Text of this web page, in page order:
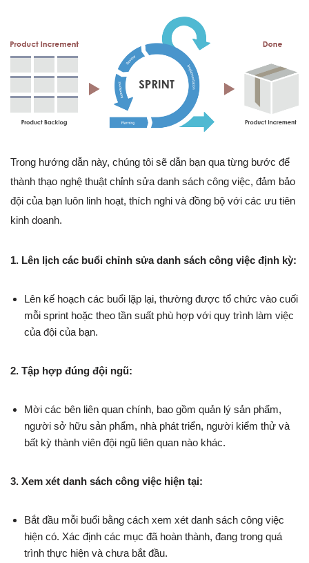
Trong hướng dẫn này, chúng tôi sẽ dẫn bạn qua từng bước để
thành thạo nghệ thuật chỉnh sửa danh sách công việc, đảm bảo
đội của bạn luôn linh hoạt, thích nghi và đồng bộ với các ưu tiên
kinh doanh.
1. Lên lịch các buổi chỉnh sửa danh sách công việc định kỳ:
Lên kế hoạch các buổi lặp lại, thường được tổ chức vào cuối
mỗi sprint hoặc theo tần suất phù hợp với quy trình làm việc
của đội của bạn.
2. Tập hợp đúng đội ngũ:
Mời các bên liên quan chính, bao gồm quản lý sản phẩm,
người sở hữu sản phẩm, nhà phát triển, người kiểm thử và
bất kỳ thành viên đội ngũ liên quan nào khác.
3. Xem xét danh sách công việc hiện tại:
Bắt đầu mỗi buổi bằng cách xem xét danh sách công việc
hiện có. Xác định các mục đã hoàn thành, đang trong quá
trình thực hiện và chưa bắt đầu.